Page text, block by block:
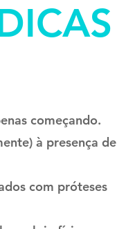
começando.
à presença de
com próteses